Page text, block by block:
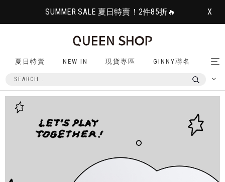
SUMMER SALE 夏日特賣！2件85折🔥 X
夏日特賣 NEW IN 現貨專區 GINNY聯名